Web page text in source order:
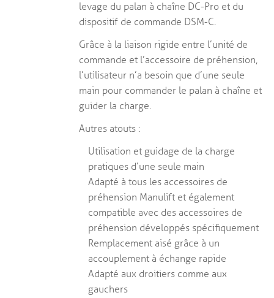
levage du palan à chaîne DC-Pro et du
dispositif de commande DSM-C.
Grâce à la liaison rigide entre l’unité de
commande et l’accessoire de préhension,
l’utilisateur n’a besoin que d’une seule
main pour commander le palan à chaîne et
guider la charge.
Autres atouts :
Utilisation et guidage de la charge
pratiques d’une seule main
Adapté à tous les accessoires de
préhension Manulift et également
compatible avec des accessoires de
préhension développés spécifiquement
Remplacement aisé grâce à un
accouplement à échange rapide
Adapté aux droitiers comme aux
gauchers